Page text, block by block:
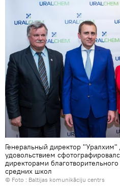
Генеральный директор
удовольствием
директорами
средних школ
© Foto : Baltijas komunikāciju centrs